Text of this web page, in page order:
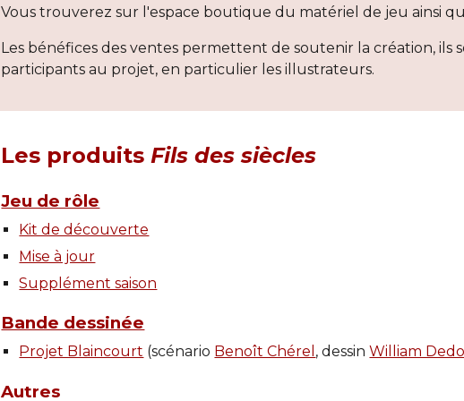
Vous trouverez sur l'espace boutique du matériel de jeu ainsi
Les bénéfices des ventes permettent de soutenir la création, ils
participants au projet, en particulier les illustrateurs.
Les produits Fils des siècles
Jeu de rôle
Kit de découverte
Mise à jour
Supplément saison
Bande dessinée
Projet Blaincourt (scénario Benoît Chérel , dessin William
Autres